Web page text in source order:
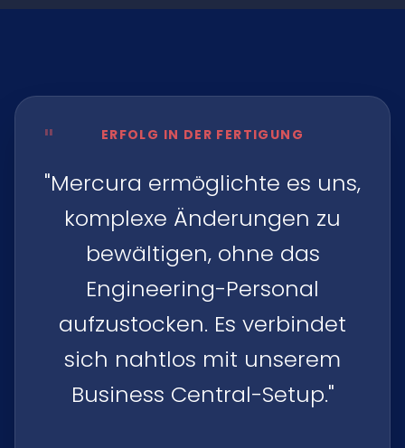
" ERFOLG IN DER FERTIGUNG
"Mercura ermöglichte es uns,
komplexe Änderungen zu
bewältigen, ohne das
Engineering-Personal
aufzustocken. Es verbindet
sich nahtlos mit unserem
Business Central-Setup."